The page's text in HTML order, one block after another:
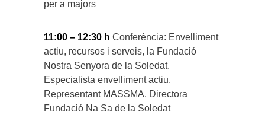
per a majors
11:00 – 12:30 h Conferència: Envelliment
actiu, recursos i serveis, la Fundació
Nostra Senyora de la Soledat.
Especialista envelliment actiu.
Representant MASSMA. Directora
Fundació Na Sa de la Soledat